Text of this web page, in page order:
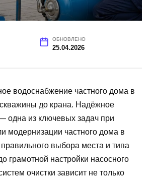
ОБНОВЛЕНО
25.04.2026
водоснабжение частного дома в
до крана. Надёжное
одна из ключевых задач при
модернизации частного дома в
выбора места и типа
грамотной настройки насосного
очистки зависит не только